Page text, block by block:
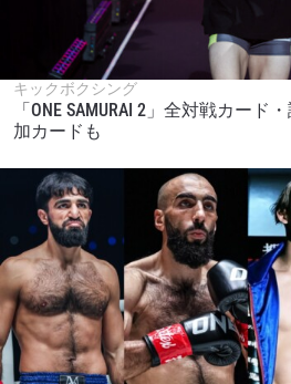
キックボクシング
「ONE SAMURAI 2」全対戦カー
加カードも